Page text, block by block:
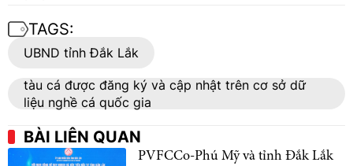
TAGS:
UBND tỉnh Đắk Lắk
tàu cá được đăng ký và cập nhật trên cơ sở dữ
liệu nghề cá quốc gia
BÀI LIÊN QUAN
PVFCCo-Phú Mỹ và tỉnh Đắk Lắk